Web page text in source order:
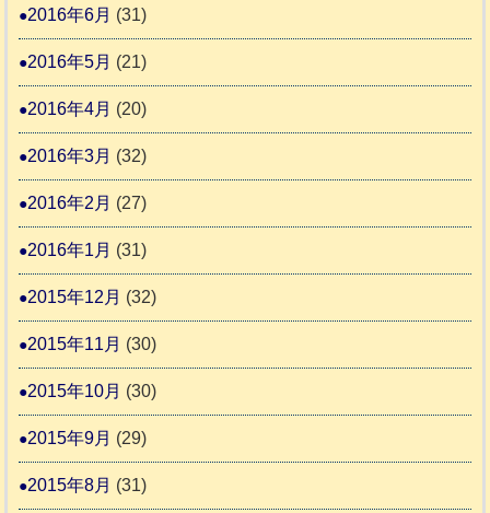
2016年6月 (31)
2016年5月 (21)
2016年4月 (20)
2016年3月 (32)
2016年2月 (27)
2016年1月 (31)
2015年12月 (32)
2015年11月 (30)
2015年10月 (30)
2015年9月 (29)
2015年8月 (31)